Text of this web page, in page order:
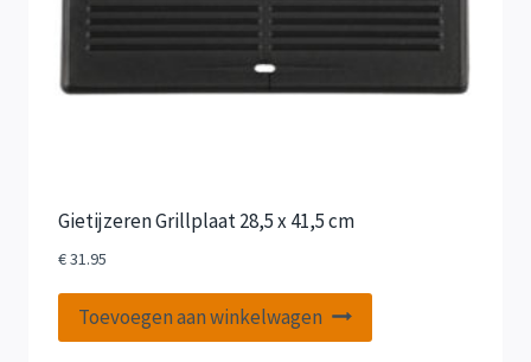
Gietijzeren Grillplaat 28,5 x 41,5 cm
€31.95
Toevoegen aan winkelwagen